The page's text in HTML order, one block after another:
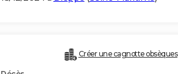
Créer une cagnotte obsèques